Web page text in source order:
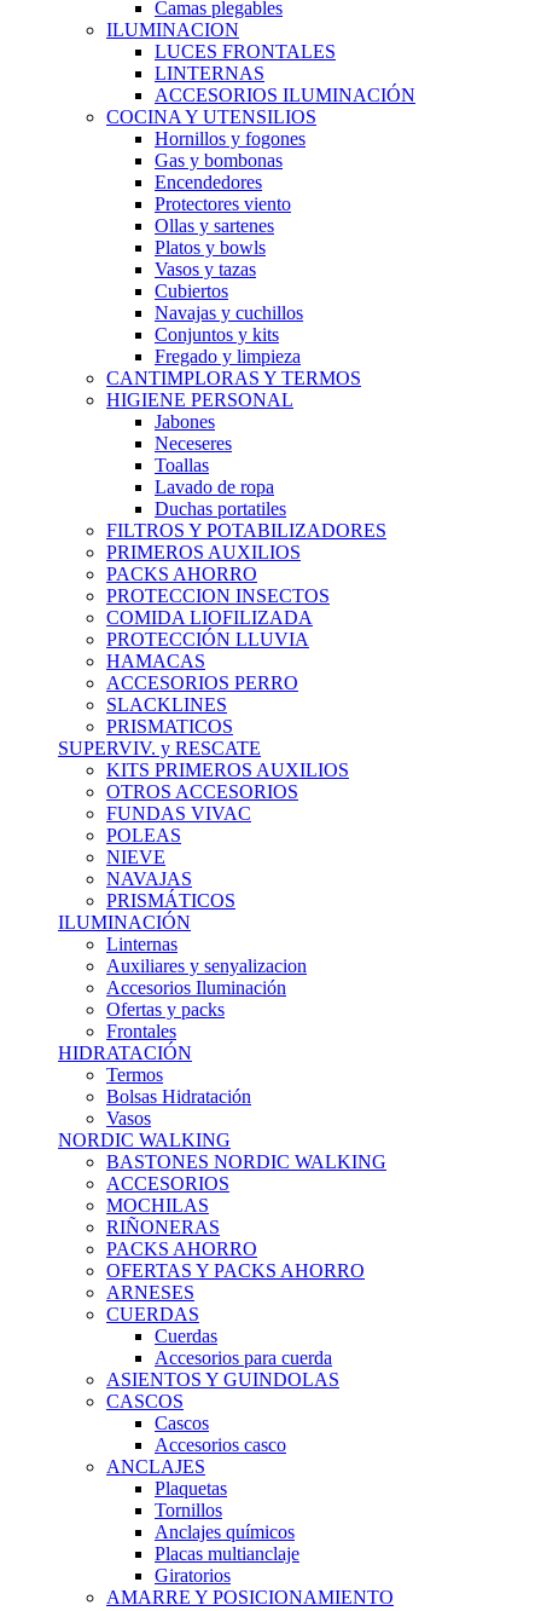
Camas plegables
ILUMINACION
LUCES FRONTALES
LINTERNAS
ACCESORIOS ILUMINACIÓN
COCINA Y UTENSILIOS
Hornillos y fogones
Gas y bombonas
Encendedores
Protectores viento
Ollas y sartenes
Platos y bowls
Vasos y tazas
Cubiertos
Navajas y cuchillos
Conjuntos y kits
Fregado y limpieza
CANTIMPLORAS Y TERMOS
HIGIENE PERSONAL
Jabones
Neceseres
Toallas
Lavado de ropa
Duchas portatiles
FILTROS Y POTABILIZADORES
PRIMEROS AUXILIOS
PACKS AHORRO
PROTECCION INSECTOS
COMIDA LIOFILIZADA
PROTECCIÓN LLUVIA
HAMACAS
ACCESORIOS PERRO
SLACKLINES
PRISMATICOS
SUPERVIV. y RESCATE
KITS PRIMEROS AUXILIOS
OTROS ACCESORIOS
FUNDAS VIVAC
POLEAS
NIEVE
NAVAJAS
PRISMÁTICOS
ILUMINACIÓN
Linternas
Auxiliares y senyalizacion
Accesorios Iluminación
Ofertas y packs
Frontales
HIDRATACIÓN
Termos
Bolsas Hidratación
Vasos
NORDIC WALKING
BASTONES NORDIC WALKING
ACCESORIOS
MOCHILAS
RIÑONERAS
PACKS AHORRO
OFERTAS Y PACKS AHORRO
ARNESES
CUERDAS
Cuerdas
Accesorios para cuerda
ASIENTOS Y GUINDOLAS
CASCOS
Cascos
Accesorios casco
ANCLAJES
Plaquetas
Tornillos
Anclajes químicos
Placas multianclaje
Giratorios
AMARRE Y POSICIONAMIENTO